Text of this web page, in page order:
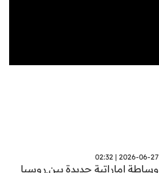
2026-06-27 | 02:32
وساطة إماراتية جديدة بين روسيا